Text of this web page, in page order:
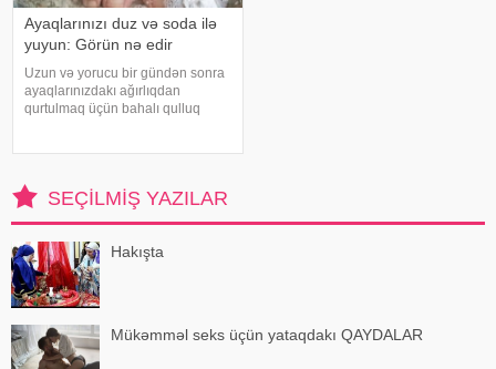
Ayaqlarınızı duz və soda ilə
yuyun: Görün nə edir
Uzun və yorucu bir gündən sonra
ayaqlarınızdakı ağırlıqdan
qurtulmaq üçün bahalı qulluq
SEÇILMIŞ YAZILAR
Hakışta
Mükəmməl seks üçün yataqdakı QAYDALAR